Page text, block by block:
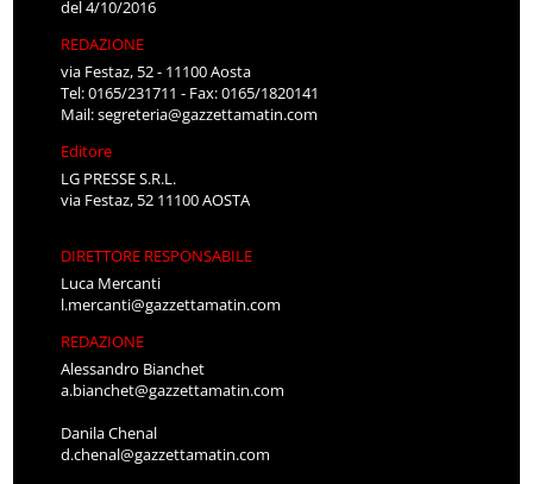
del 4/10/2016
REDAZIONE
via Festaz, 52 - 11100 Aosta
Tel: 0165/231711 - Fax: 0165/1820141
Mail:segreteria@gazzettamatin.com
Editore
LG PRESSE S.R.L.
via Festaz, 52 11100 AOSTA
DIRETTORE RESPONSABILE
Luca Mercanti
l.mercanti@gazzettamatin.com
REDAZIONE
Alessandro Bianchet
a.bianchet@gazzettamatin.com
Danila Chenal
d.chenal@gazzettamatin.com